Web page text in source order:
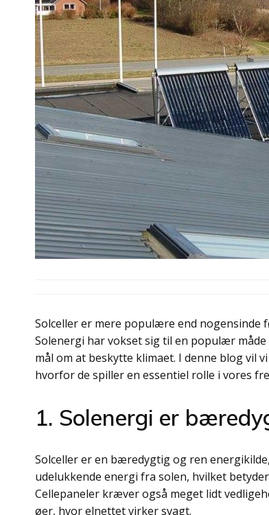
Solceller er mere populære end nogensinde
Solenergi har vokset sig til en populær
mål om at beskytte klimaet. I denne blog vil
hvorfor de spiller en essentiel rolle i vores
1. Solenergi er
Solceller er en bæredygtig og ren
udelukkende energi fra solen, hvilket
Cellepaneler kræver også meget lidt
øer, hvor elnettet virker svagt.